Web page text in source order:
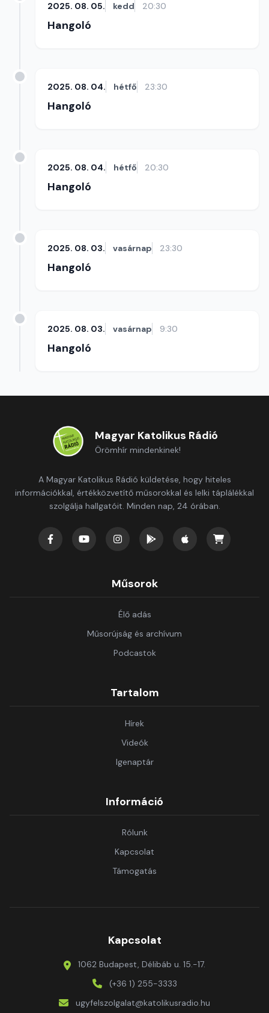
2025. 08. 05. kedd 20:30
Hangoló
2025. 08. 04. hétfő 23:30
Hangoló
2025. 08. 04. hétfő 20:30
Hangoló
2025. 08. 03. vasárnap 23:30
Hangoló
2025. 08. 03. vasárnap 9:30
Hangoló
Magyar Katolikus Rádió
Örömhír mindenkinek!
A Magyar Katolikus Rádió küldetése, hogy hiteles
információkkal, értékközvetítő műsorokkal és lelki táplálékkal
szolgálja hallgatóit. Minden nap, 24 órában.
Műsorok
Élő adás
Műsorújság és archívum
Podcastok
Tartalom
Hírek
Videók
Igenaptár
Információ
Rólunk
Kapcsolat
Támogatás
Kapcsolat
1062 Budapest, Délibáb u. 15.-17.
(+36 1) 255-3333
ugyfelszolgalat@katolikusradio.hu